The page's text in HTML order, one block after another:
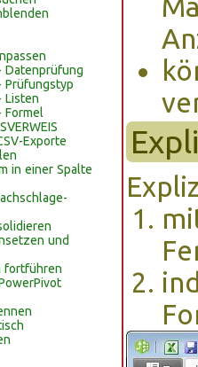
Datenprüfung
Prüfungstyp
Listen
Formel
Exporte
in einer Spalte
und
fortführen